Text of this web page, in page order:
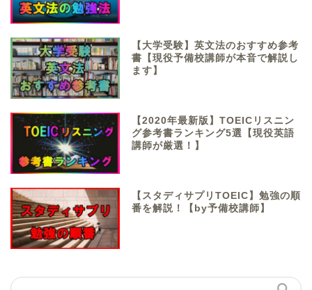
【大学受験】英文法のおすすめ参考
書【現役予備校講師が本音で解説し
ます】
【2020年最新版】TOEICリスニン
グ参考書ランキング5選【現役英語
講師が厳選！】
【スタディサプリTOEIC】勉強の順
番を解説！【by予備校講師】